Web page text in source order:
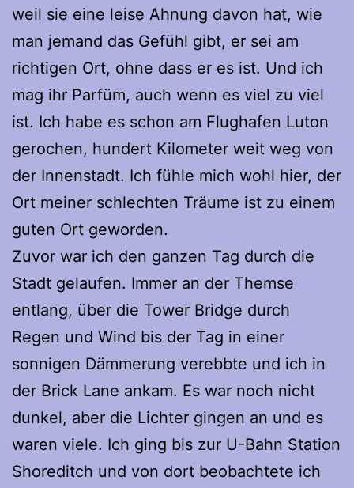
weil sie eine leise Ahnung davon hat, wie
man jemand das Gefühl gibt, er sei am
richtigen Ort, ohne dass er es ist. Und ich
mag ihr Parfüm, auch wenn es viel zu viel
ist. Ich habe es schon am Flughafen Luton
gerochen, hundert Kilometer weit weg von
der Innenstadt. Ich fühle mich wohl hier, der
Ort meiner schlechten Träume ist zu einem
guten Ort geworden.
Zuvor war ich den ganzen Tag durch die
Stadt gelaufen. Immer an der Themse
entlang, über die Tower Bridge durch
Regen und Wind bis der Tag in einer
sonnigen Dämmerung verebbte und ich in
der Brick Lane ankam. Es war noch nicht
dunkel, aber die Lichter gingen an und es
waren viele. Ich ging bis zur U-Bahn Station
Shoreditch und von dort beobachtete ich